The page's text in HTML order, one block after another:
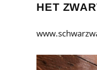
HET